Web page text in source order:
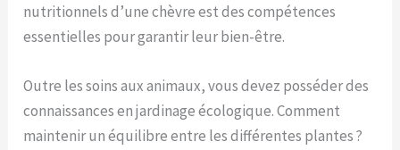
nutritionnels d’une chèvre est des compétences
essentielles pour garantir leur bien-être.
Outre les soins aux animaux, vous devez posséder des
connaissances en jardinage écologique. Comment
maintenir un équilibre entre les différentes plantes ?